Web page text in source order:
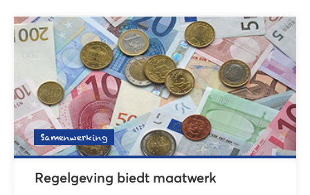
Samenwerking
Regelgeving biedt maatwerk